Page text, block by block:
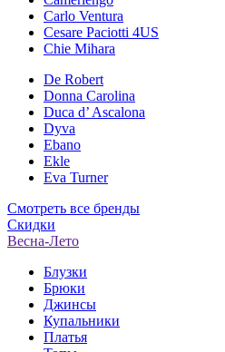
Carlo Ventura
Cesare Paciotti 4US
Chie Mihara
De Robert
Donna Carolina
Duca d’ Ascalona
Dyva
Ebano
Ekle
Eva Turner
Смотреть все бренды
Скидки
Весна-Лето
Блузки
Брюки
Джинсы
Купальники
Платья